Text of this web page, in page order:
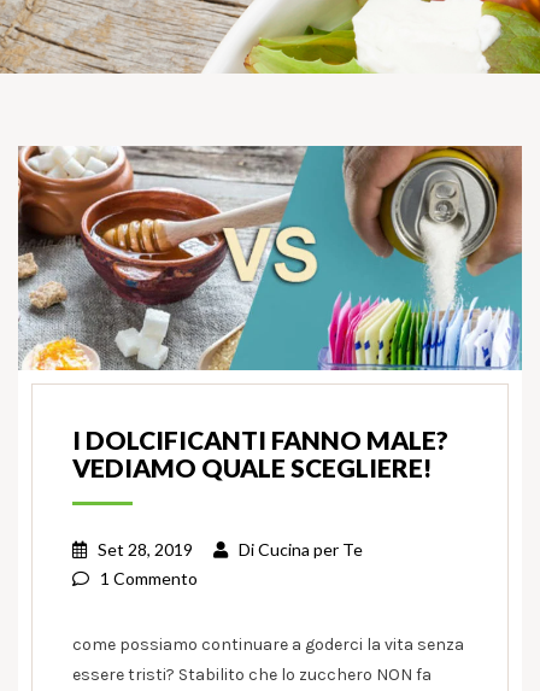
I DOLCIFICANTI FANNO MALE?
VEDIAMO QUALE SCEGLIERE!
Set 28, 2019 DiCucina per Te
1 Commento
come possiamo continuare a goderci la vita senza
essere tristi? Stabilito che lo zucchero NON fa